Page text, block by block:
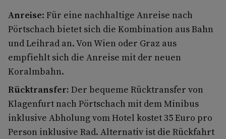
Anreise: Für eine nachhaltige Anreise nach
Pörtschach bietet sich die Kombination aus Bahn
und Leihrad an. Von Wien oder Graz aus
empfiehlt sich die Anreise mit der neuen
Koralmbahn.
Rücktransfer: Der bequeme Rücktransfer von
Klagenfurt nach Pörtschach mit dem Minibus
inklusive Abholung vom Hotel kostet 35 Euro pro
Person inklusive Rad. Alternativ ist die Rückfahrt